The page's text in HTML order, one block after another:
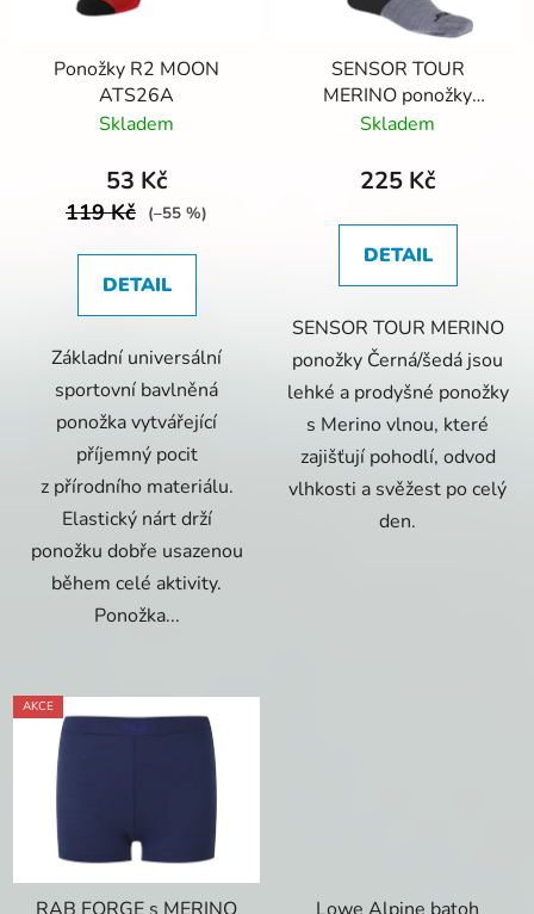
Ponožky R2 MOON
ATS26A
Skladem
53 Kč
119 Kč (–55 %)
DETAIL
Základní universální
sportovní bavlněná
ponožka vytvářející
příjemný pocit
z přírodního materiálu.
Elastický nárt drží
ponožku dobře usazenou
během celé aktivity.
Ponožka...
SENSOR TOUR
MERINO ponožky
Černá/šedá
Skladem
225 Kč
DETAIL
SENSOR TOUR MERINO
ponožky Černá/šedá jsou
lehké a prodyšné ponožky
s Merino vlnou, které
zajišťují pohodlí, odvod
vlhkosti a svěžest po celý
den.
AKCE